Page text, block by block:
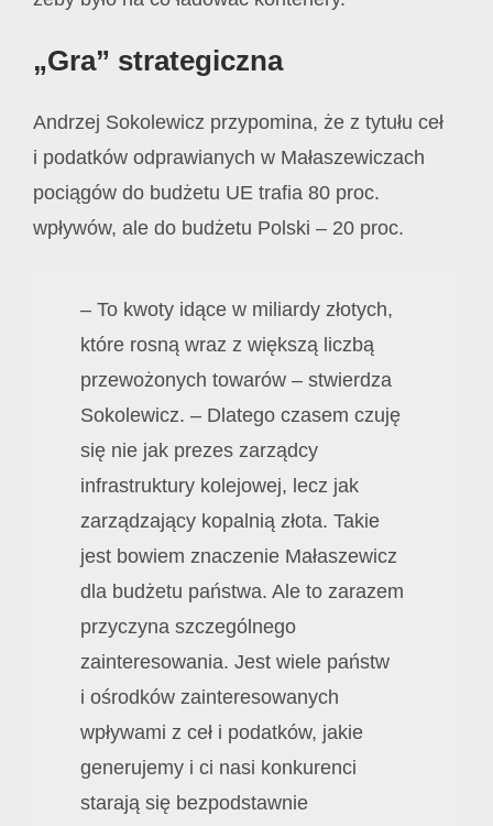
„Gra” strategiczna
Andrzej Sokolewicz przypomina, że z tytułu ceł
i podatków odprawianych w Małaszewiczach
pociągów do budżetu UE trafia 80 proc.
wpływów, ale do budżetu Polski – 20 proc.
– To kwoty idące w miliardy złotych,
które rosną wraz z większą liczbą
przewożonych towarów – stwierdza
Sokolewicz. – Dlatego czasem czuję
się nie jak prezes zarządcy
infrastruktury kolejowej, lecz jak
zarządzający kopalnią złota. Takie
jest bowiem znaczenie Małaszewicz
dla budżetu państwa. Ale to zarazem
przyczyna szczególnego
zainteresowania. Jest wiele państw
i ośrodków zainteresowanych
wpływami z ceł i podatków, jakie
generujemy i ci nasi konkurenci
starają się bezpodstawnie